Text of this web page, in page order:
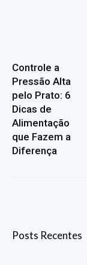
Controle a
Pressão Alta
pelo Prato: 6
Dicas de
Alimentação
que Fazem a
Diferença
Posts Recentes